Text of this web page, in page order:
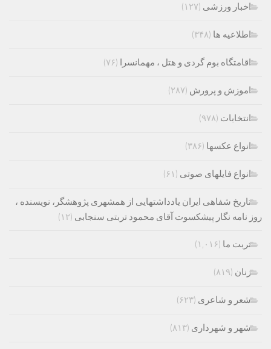
اخبار ورزشی (۱۲۷)
اطلاعیه ها (۳۴۸)
اقامتگاه بوم گردی و هتل ، مهمانسرا (۷۶)
اموزش و پرورش (۲۸۷)
انتخابات (۹۷۸)
انواع عکسها (۳۸۶)
انواع فایلهای صوتی (۶۱)
تاریخ شفاهی ایران یادداشتهایی از همشهری پژوهشگر، نویسنده ،
روز نامه نگار پیشکسوت آقای محمود تربتی سنجابی (۱۲)
تربت ما (۱,۰۱۶)
زنان (۸۱۹)
شعر و شاعری (۶۲۳)
شهر و شهرداری (۸۱۳)